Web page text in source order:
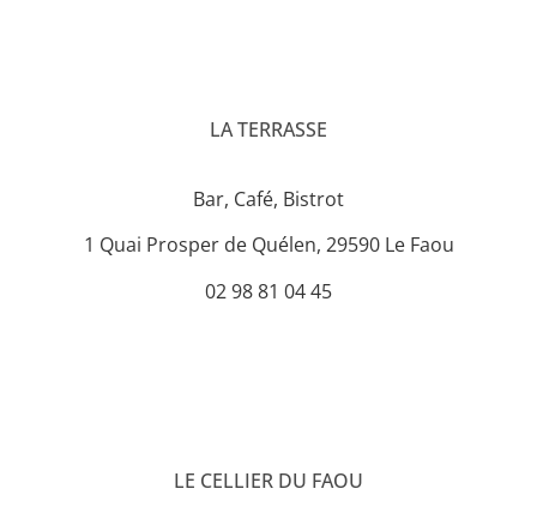
LA TERRASSE
Bar, Café, Bistrot
1 Quai Prosper de Quélen, 29590 Le Faou
02 98 81 04 45
LE CELLIER DU FAOU